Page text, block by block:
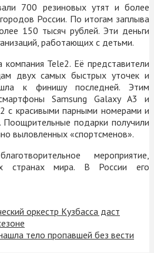
700 резиновых утят и более
России. По итогам заплыва
150 тысяч рублей. Эти деньги
работающих с детьми.
Tele2. Её представители
двух самых быстрых уточек и
к финишу последней. Этим
Samsung Galaxy A3 и
с красивыми парными номерами и
подарки получили
выловленных «спортсменов».
мероприятие,
странах мира. В России его
оркестр Кузбасса даст
тело пропавшей без вести